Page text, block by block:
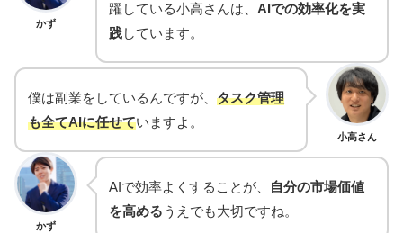
かず
躍している小高さんは、 AIでの効率化を実
践しています。
小高さん
僕は副業をしているんですが、 タスク管理
も全てAIに任せていますよ。
かず
AIで効率よくすることが、
自分の市場価値
を高めるうえでも大切ですね。